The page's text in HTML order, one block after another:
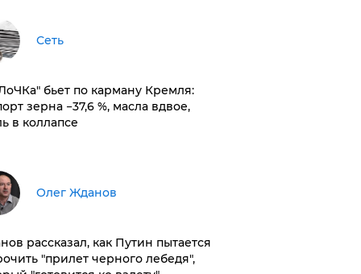
Сеть
бьет по карману Кремля:
зерна −37,6 %, масла вдвое,
в коллапсе
Олег Жданов
рассказал, как Путин пытается
"прилет черного лебедя",